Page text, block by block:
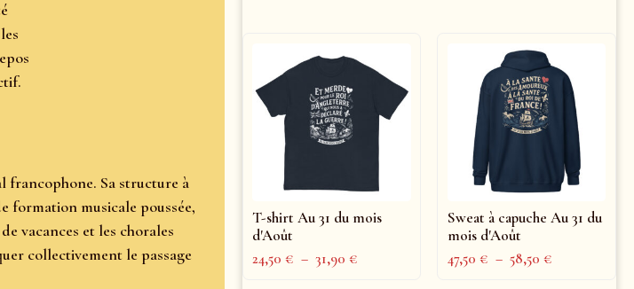
francophone. Sa structure à
formation musicale poussée,
vacances et les chorales
collectivement le passage
T-shirt Au 31 du mois
d'Août
24,50€ – 31,90€
Sweat à capuche Au 31 du
mois d'Août
47,50€ – 58,50€